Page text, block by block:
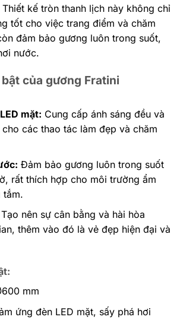
kế tròn thanh lịch này không chỉ
tốt cho việc trang điểm và chăm
đảm bảo gương luôn trong suốt,
nước.
của gương Fratini
mặt: Cung cấp ánh sáng đều và
các thao tác làm đẹp và chăm
Đảm bảo gương luôn trong suốt
rất thích hợp cho môi trường ẩm
tắm.
Tạo nên sự cân bằng và hài hòa
thêm vào đó là vẻ đẹp hiện đại và
mm
ứng đèn LED mặt, sấy phá hơi